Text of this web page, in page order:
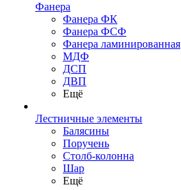
Фанера
Фанера ФК
Фанера ФСФ
Фанера ламинированная
МДФ
ДСП
ДВП
Ещё
Лестничные элементы
Балясины
Поручень
Столб-колонна
Шар
Ещё